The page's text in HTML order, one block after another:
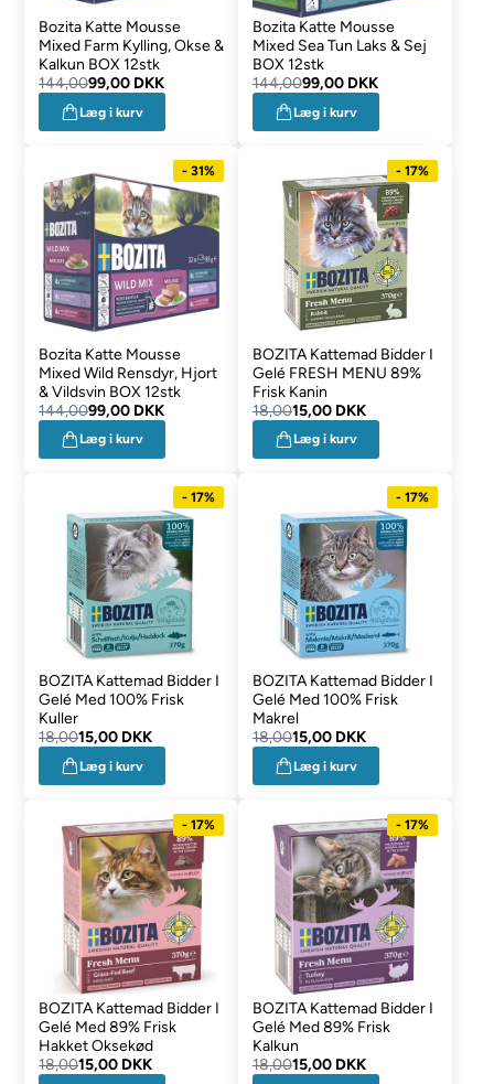
Bozita Katte Mousse
Mixed Farm Kylling, Okse &
Kalkun BOX 12stk
144,0099,00 DKK
Læg i kurv
Bozita Katte Mousse
Mixed Sea Tun Laks & Sej
BOX 12stk
144,0099,00 DKK
Læg i kurv
- 31%
Bozita Katte Mousse
Mixed Wild Rensdyr, Hjort
& Vildsvin BOX 12stk
144,0099,00 DKK
Læg i kurv
- 17%
BOZITA Kattemad Bidder I
Gelé FRESH MENU 89%
Frisk Kanin
18,0015,00 DKK
Læg i kurv
- 17%
BOZITA Kattemad Bidder I
Gelé Med 100% Frisk
Kuller
18,0015,00 DKK
Læg i kurv
- 17%
BOZITA Kattemad Bidder I
Gelé Med 100% Frisk
Makrel
18,0015,00 DKK
Læg i kurv
- 17%
BOZITA Kattemad Bidder I
Gelé Med 89% Frisk
Hakket Oksekød
18,0015,00 DKK
- 17%
BOZITA Kattemad Bidder I
Gelé Med 89% Frisk
Kalkun
18,0015,00 DKK